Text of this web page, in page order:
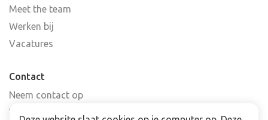
Meet the team
Werken bij
Vacatures
Contact
Neem contact op
Veelgestelde vragen